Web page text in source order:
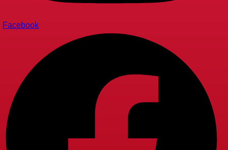
Facebook